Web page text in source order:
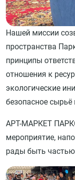
Нашей миссии
пространства
принципы
отношения к
экологические
безопасное
АРТ-МАРКЕТ
мероприятие,
рады быть